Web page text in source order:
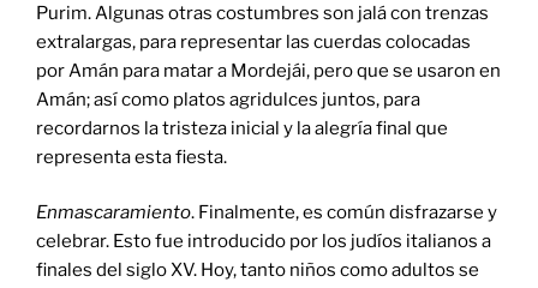
Purim. Algunas otras costumbres son jalá con trenzas
extralargas, para representar las cuerdas colocadas
por Amán para matar a Mordejái, pero que se usaron en
Amán; así como platos agridulces juntos, para
recordarnos la tristeza inicial y la alegría final que
representa esta fiesta.
Enmascaramiento. Finalmente, es común disfrazarse y
celebrar. Esto fue introducido por los judíos italianos a
finales del siglo XV. Hoy, tanto niños como adultos se